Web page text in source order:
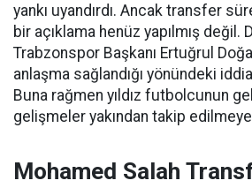
yankı uyandırdı. Ancak transfer
bir açıklama henüz yapılmış değil.
Trabzonspor Başkanı Ertuğrul
anlaşma sağlandığı yönündeki
Buna rağmen yıldız futbolcunun
gelişmeler yakından takip
Mohamed Salah